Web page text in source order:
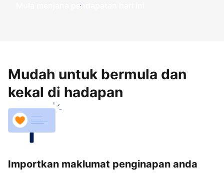
Mula menjana pendapatan hari ini
Mudah untuk bermula dan
kekal di hadapan
Importkan maklumat penginapan anda